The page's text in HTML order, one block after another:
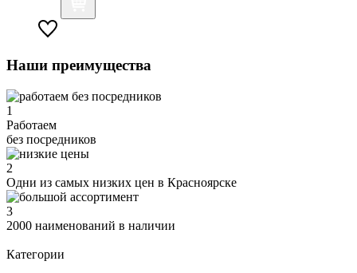
Наши преимущества
1
Работаем
без посредников
2
Одни из самых низких цен в Красноярске
3
2000 наименований в наличии
Категории